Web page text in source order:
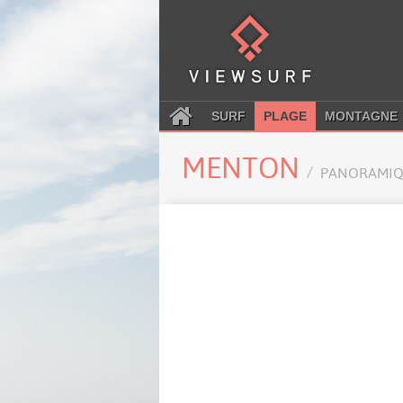
SURF PLAGE MONTAGNE
MENTON